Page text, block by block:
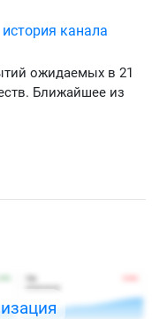
история канала
ожидаемых в 21
Ближайшее из